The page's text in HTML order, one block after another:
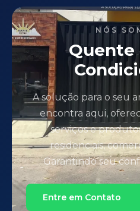
NÓS
Quente
A solução para o seu
encontra aqui,
serviços e
residenciais,
Garantindo seu
Entre em Contato